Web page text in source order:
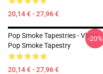
20,14 € - 27,96 €
Pop Smoke Tapestries - Vlone
Pop Smoke Tapestry
20,14 € - 27,96 €
-20%